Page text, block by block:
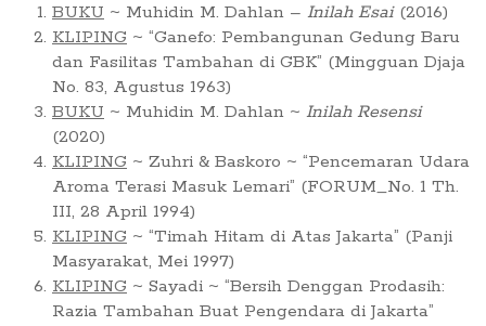
BUKU ~ Muhidin M. Dahlan – Inilah Esai(2016)
KLIPING ~ “Ganefo: Pembangunan Gedung Baru
dan Fasilitas Tambahan di GBK” (Mingguan Djaja
No. 83, Agustus 1963)
BUKU ~ Muhidin M. Dahlan ~ Inilah Resensi
(2020)
KLIPING ~ Zuhri & Baskoro ~ “Pencemaran Udara
Aroma Terasi Masuk Lemari” (FORUM_No. 1 Th.
III, 28 April 1994)
KLIPING ~ “Timah Hitam di Atas Jakarta” (Panji
Masyarakat, Mei 1997)
KLIPING ~ Sayadi ~ “Bersih Denggan Prodasih:
Razia Tambahan Buat Pengendara di Jakarta”